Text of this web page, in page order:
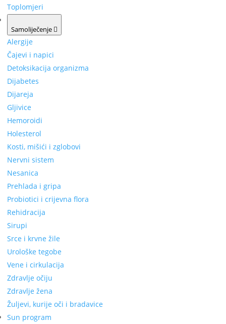
Toplomjeri
Samoliječenje
Alergije
Čajevi i napici
Detoksikacija organizma
Dijabetes
Dijareja
Gljivice
Hemoroidi
Holesterol
Kosti, mišići i zglobovi
Nervni sistem
Nesanica
Prehlada i gripa
Probiotici i crijevna flora
Rehidracija
Sirupi
Srce i krvne žile
Urološke tegobe
Vene i cirkulacija
Zdravlje očiju
Zdravlje žena
Žuljevi, kurije oči i bradavice
Sun program